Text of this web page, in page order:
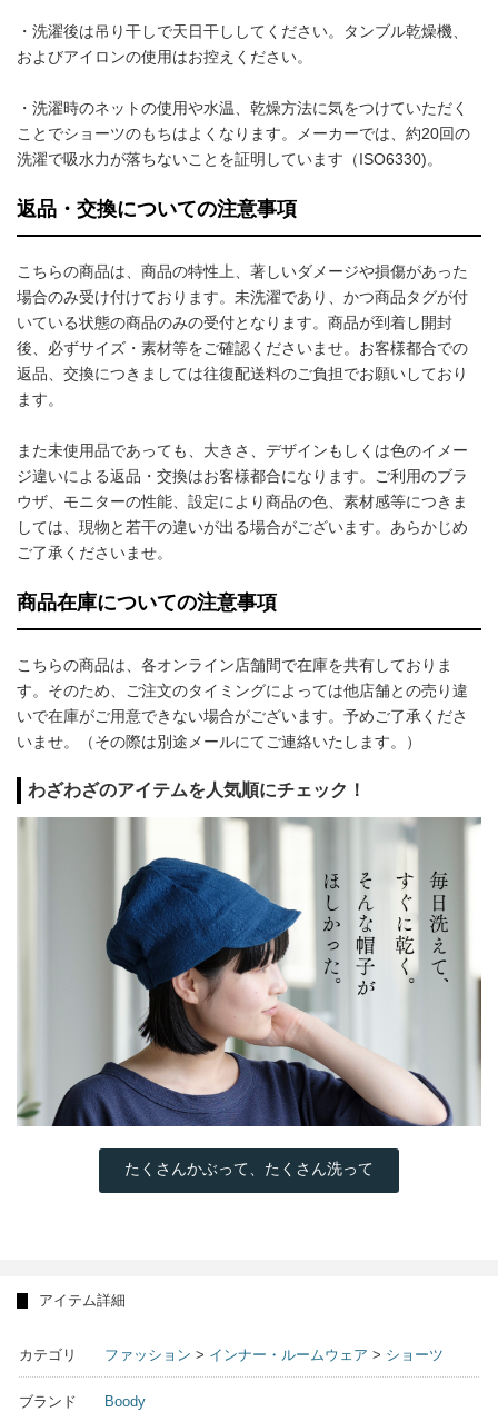
・洗濯後は吊り干しで天日干ししてください。タンブル乾燥機、
およびアイロンの使用はお控えください。
・洗濯時のネットの使用や水温、乾燥方法に気をつけていただく
ことでショーツのもちはよくなります。メーカーでは、約20回の
洗濯で吸水力が落ちないことを証明しています（ISO6330)。
返品・交換についての注意事項
こちらの商品は、商品の特性上、著しいダメージや損傷があった
場合のみ受け付けております。未洗濯であり、かつ商品タグが付
いている状態の商品のみの受付となります。商品が到着し開封
後、必ずサイズ・素材等をご確認くださいませ。お客様都合での
返品、交換につきましては往復配送料のご負担でお願いしており
ます。
また未使用品であっても、大きさ、デザインもしくは色のイメー
ジ違いによる返品・交換はお客様都合になります。ご利用のブラ
ウザ、モニターの性能、設定により商品の色、素材感等につきま
しては、現物と若干の違いが出る場合がございます。あらかじめ
ご了承くださいませ。
商品在庫についての注意事項
こちらの商品は、各オンライン店舗間で在庫を共有しておりま
す。そのため、ご注文のタイミングによっては他店舗との売り違
いで在庫がご用意できない場合がございます。予めご了承くださ
いませ。（その際は別途メールにてご連絡いたします。）
わざわざのアイテムを人気順にチェック！
たくさんかぶって、たくさん洗って
アイテム詳細
カテゴリ ファッション > インナー・ルームウェア > ショーツ
ブランド Boody